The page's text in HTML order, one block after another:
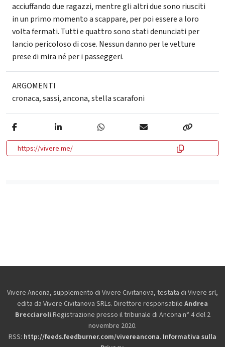
acciuffando due ragazzi, mentre gli altri due sono riusciti
in un primo momento a scappare, per poi essere a loro
volta fermati. Tutti e quattro sono stati denunciati per
lancio pericoloso di cose. Nessun danno per le vetture
prese di mira né per i passeggeri.
ARGOMENTI
cronaca,sassi,ancona,stella scarafoni
https://vivere.me/
Vivere Ancona, supplemento di Vivere Civitanova, testata di Vivere srl,
edita da Vivere Civitanova SRLs. Direttore responsabile Andrea
Brecciaroli.Registrazione presso il tribunale di Ancona n° 4 del 2
novembre 2020.
RSS: http://feeds.feedburner.com/vivereancona. Informativa sulla